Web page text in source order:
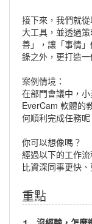
接下來，我們就
大工具，並透過
善」，讓「事情
錄之外，更打造
案例情境：
在部門會議中，
EverCam 軟體的
何順利完成任務呢
你可以想像嗎？
經過以下的工作
比資深同事更快
重點